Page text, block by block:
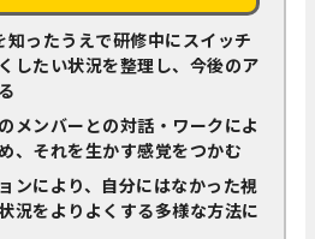
知ったうえで研修中にスイッチ
したい状況を整理し、今後のア
メンバーとの対話・ワークによ
、それを生かす感覚をつかむ
ンにより、自分にはなかった視
況をよりよくする多様な方法に